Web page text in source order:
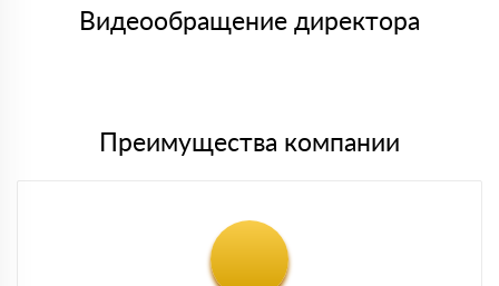
либо Вы забираете товар со склада самовывоза.
Видеообращение директора
Преимущества компании